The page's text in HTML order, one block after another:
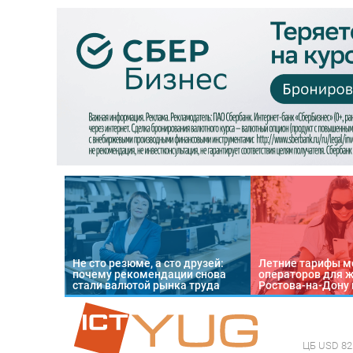
Не сто резюме, а сто друзей:
почему рекомендации снова
стали валютой рынка труда
Летние тарифы
операторов для
Ростова-на-Дону
ЦБ USD